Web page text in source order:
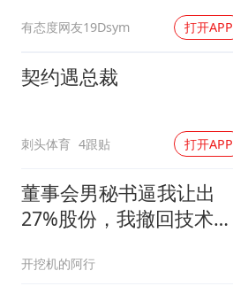
有态度网友19Dsym 打开APP
契约遇总裁
刺头体育 4跟贴 打开APP
董事会男秘书逼我让出
27%股份，我撤回技术
崩溃
开挖机的阿行